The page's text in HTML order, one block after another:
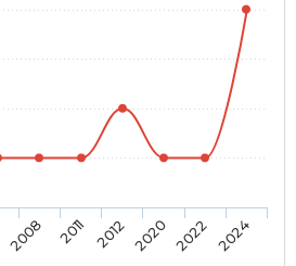
2008 2011 2012 2020 2022 2024